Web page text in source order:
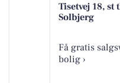
Tisetvej 18, st
Solbjerg
Få gratis
bolig ›